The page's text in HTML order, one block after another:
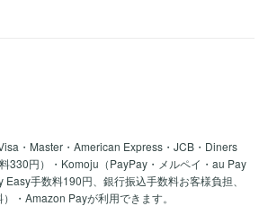
・Master・American Express・JCB・Diners
330円）・Komoju（PayPay・メルペイ・au Pay
手数料190円、銀行振込手数料お客様負担、
・Amazon Payが利用できます。